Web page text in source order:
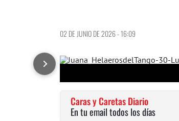
02 DE JUNIO DE 2026 - 16:09
Caras y Caretas Diario
En tu email todos los días